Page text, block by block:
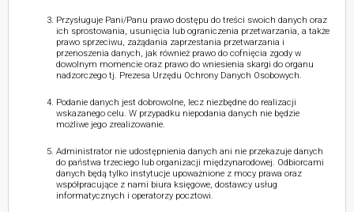
Przysługuje Pani/Panu prawo dostępu do treści swoich danych oraz
ich sprostowania, usunięcia lub ograniczenia przetwarzania, a także
prawo sprzeciwu, zażądania zaprzestania przetwarzania i
przenoszenia danych, jak również prawo do cofnięcia zgody w
dowolnym momencie oraz prawo do wniesienia skargi do organu
nadzorczego tj. Prezesa Urzędu Ochrony Danych Osobowych.
Podanie danych jest dobrowolne, lecz niezbędne do realizacji
wskazanego celu. W przypadku niepodania danych nie będzie
możliwe jego zrealizowanie.
Administrator nie udostępnienia danych ani nie przekazuje danych
do państwa trzeciego lub organizacji międzynarodowej. Odbiorcami
danych będą tylko instytucje upoważnione z mocy prawa oraz
współpracujące z nami biura księgowe, dostawcy usług
informatycznych i operatorzy pocztowi.